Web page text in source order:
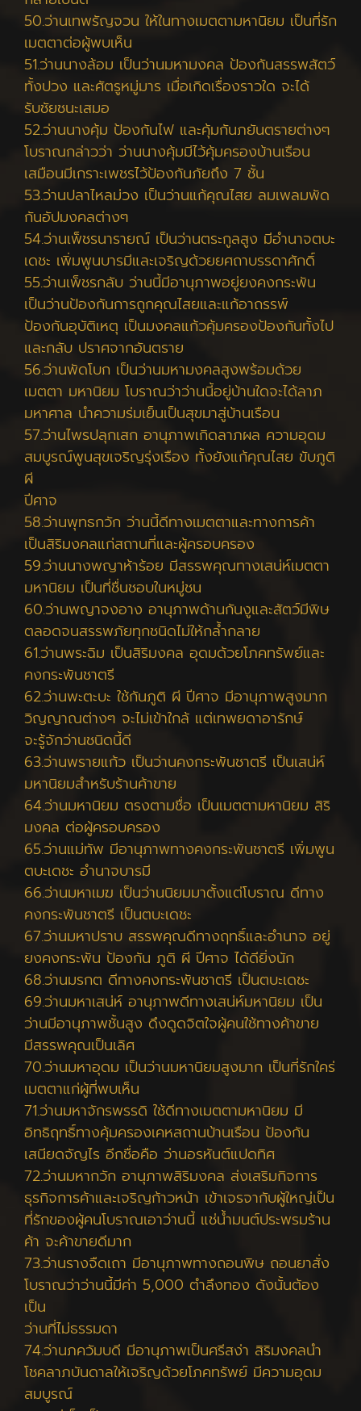
50.ว่านเทพรัญจวน ให้ในทางเมตตามหานิยม เป็นที่รัก
เมตตาต่อผู้พบเห็น
51.ว่านนางล้อม เป็นว่านมหามงคล ป้องกันสรรพสัตว์
ทั้งปวง และศัตรูหมู่มาร เมื่อเกิดเรื่องราวใด จะได้
รับชัยชนะเสมอ
52.ว่านนางคุ้ม ป้องกันไฟ และคุ้มกันภยันตรายต่างๆ
โบราณกล่าวว่า ว่านนางคุ้มมีไว้คุ้มครองบ้านเรือน
เสมือนมีเกราะเพชรไว้ป้องกันภัยถึง 7 ชั้น
53.ว่านปลาไหลม่วง เป็นว่านแก้คุณไสย ลมเพลมพัด
กันอัปมงคลต่างๆ
54.ว่านเพ็ชรนารายณ์ เป็นว่านตระกูลสูง มีอำนาจตบะ
เดชะ เพิ่มพูนบารมีและเจริญด้วยยศถาบรรดาศักดิ์
55.ว่านเพ็ชรกลับ ว่านนี้มีอานุภาพอยู่ยงคงกระพัน
เป็นว่านป้องกันการถูกคุณไสยและแก้อาถรรพ์
ป้องกันอุบัติเหตุ เป็นมงคลแก้วคุ้มครองป้องกันทั้งไป
และกลับ ปราศจากอันตราย
56.ว่านพัดโบก เป็นว่านมหามงคลสูงพร้อมด้วย
เมตตา มหานิยม โบราณว่าว่านนี้อยู่บ้านใดจะได้ลาภ
มหาศาล นำความร่มเย็นเป็นสุขมาสู่บ้านเรือน
57.ว่านไพรปลุกเสก อานุภาพเกิดลาภผล ความอุดม
สมบูรณ์พูนสุขเจริญรุ่งเรือง ทั้งยังแก้คุณไสย ขับภูติ
ผี
ปีศาจ
58.ว่านพุทธกวัก ว่านนี้ดีทางเมตตาและทางการค้า
เป็นสิริมงคลแก่สถานที่และผู้ครอบครอง
59.ว่านนางพญาห้าร้อย มีสรรพคุณทางเสน่ห์เมตตา
มหานิยม เป็นที่ชื่นชอบในหมู่ชน
60.ว่านพญาจงอาง อานุภาพด้านกันงูและสัตว์มีพิษ
ตลอดจนสรรพภัยทุกชนิดไม่ให้กล้ำกลาย
61.ว่านพระฉิม เป็นสิริมงคล อุดมด้วยโภคทรัพย์และ
คงกระพันชาตรี
62.ว่านพะตะบะ ใช้กันภูติ ผี ปีศาจ มีอานุภาพสูงมาก
วิญญาณต่างๆ จะไม่เข้าใกล้ แต่เทพยดาอารักษ์
จะรู้จักว่านชนิดนี้ดี
63.ว่านพรายแก้ว เป็นว่านคงกระพันชาตรี เป็นเสน่ห์
มหานิยมสำหรับร้านค้าขาย
64.ว่านมหานิยม ตรงตามชื่อ เป็นเมตตามหานิยม สิริ
มงคล ต่อผู้ครอบครอง
65.ว่านแม่ทัพ มีอานุภาพทางคงกระพันชาตรี เพิ่มพูน
ตบะเดชะ อำนาจบารมี
66.ว่านมหาเมฆ เป็นว่านนิยมมาตั้งแต่โบราณ ดีทาง
คงกระพันชาตรี เป็นตบะเดชะ
67.ว่านมหาปราบ สรรพคุณดีทางฤทธิ์และอำนาจ อยู่
ยงคงกระพัน ป้องกัน ภูติ ผี ปีศาจ ได้ดียิ่งนัก
68.ว่านมรกต ดีทางคงกระพันชาตรี เป็นตบะเดชะ
69.ว่านมหาเสน่ห์ อานุภาพดีทางเสน่ห์มหานิยม เป็น
ว่านมีอานุภาพชั้นสูง ดึงดูดจิตใจผู้คนใช้ทางค้าขาย
มีสรรพคุณเป็นเลิศ
70.ว่านมหาอุดม เป็นว่านมหานิยมสูงมาก เป็นที่รักใคร่
เมตตาแก่ผู้ที่พบเห็น
71.ว่านมหาจักรพรรดิ ใช้ดีทางเมตตามหานิยม มี
อิทธิฤทธิ์ทางคุ้มครองเคหสถานบ้านเรือน ป้องกัน
เสนียดจัญไร อีกชื่อคือ ว่านอรหันต์แปดทิศ
72.ว่านมหากวัก อานุภาพสิริมงคล ส่งเสริมกิจการ
ธุรกิจการค้าและเจริญก้าวหน้า เข้าเจรจากับผู้ใหญ่เป็น
ที่รักของผู้คนโบราณเอาว่านนี้ แช่น้ำมนต์ประพรมร้าน
ค้า จะค้าขายดีมาก
73.ว่านรางจืดเถา มีอานุภาพทางถอนพิษ ถอนยาสั่ง
โบราณว่าว่านนี้มีค่า 5,000 ตำลึงทอง ดังนั้นต้อง
เป็น
ว่านที่ไม่ธรรมดา
74.ว่านภควัมบดี มีอานุภาพเป็นศรีสง่า สิริมงคลนำ
โชคลาภบันดาลให้เจริญด้วยโภคทรัพย์ มีความอุดม
สมบูรณ์